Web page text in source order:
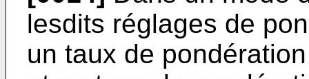
lesdits réglages de
un taux de